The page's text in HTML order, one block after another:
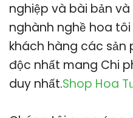
nghiệp và bài bản
nghành nghề hoa
khách hàng các sản
độc nhất mang Chi
duy nhất.Shop Hoa